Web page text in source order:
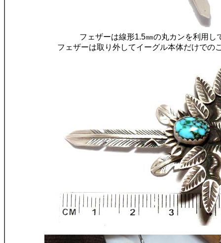
フェザーは線形1.5㎜の丸カンを利用し
フェザーは取り外してイーグル本体だけでの